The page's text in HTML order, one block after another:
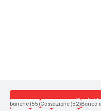
banche (55)55 post
Cassazione (52)52 post
Banca